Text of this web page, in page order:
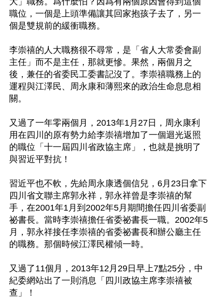
職位，一個是上頭準備讓其回家抱孩子去了，另一
個是雙規前的緩衝職務。
李崇禧的人大職務很不尋常，是「省人大常委會副
主任」而不是主任，那就更慘。果然，兩個月之
後，兼任的省委民工委書記沒了。李崇禧職務上的
運程與江澤民、周永康和薄熙來的政治生命息息相
關。
又過了一年零兩個月，2013年1月27日，周永康利
用在四川的原有勢力給李崇禧增加了一個迴光返照
的職位「十一屆四川省政協主席」，也就是挑明了
與習近平對抗！
習近平也不軟，先給周永康透個信兒，6月23日拿下
四川省文聯主席郭永祥，郭永祥曾是李崇禧的幫
手，在2001年1月到2002年5月期間擔任四川省委副
祕書長。當時李崇禧擔任省委祕書長一職。2002年5
月，郭永祥接任李崇禧的省委祕書長和辦公廳主任
的職務。那個時候江澤民權傾一時。
又過了11個月，2013年12月29日早上7點25分，中
紀委網站出了一則消息「四川政協主席李崇禧被
查」！